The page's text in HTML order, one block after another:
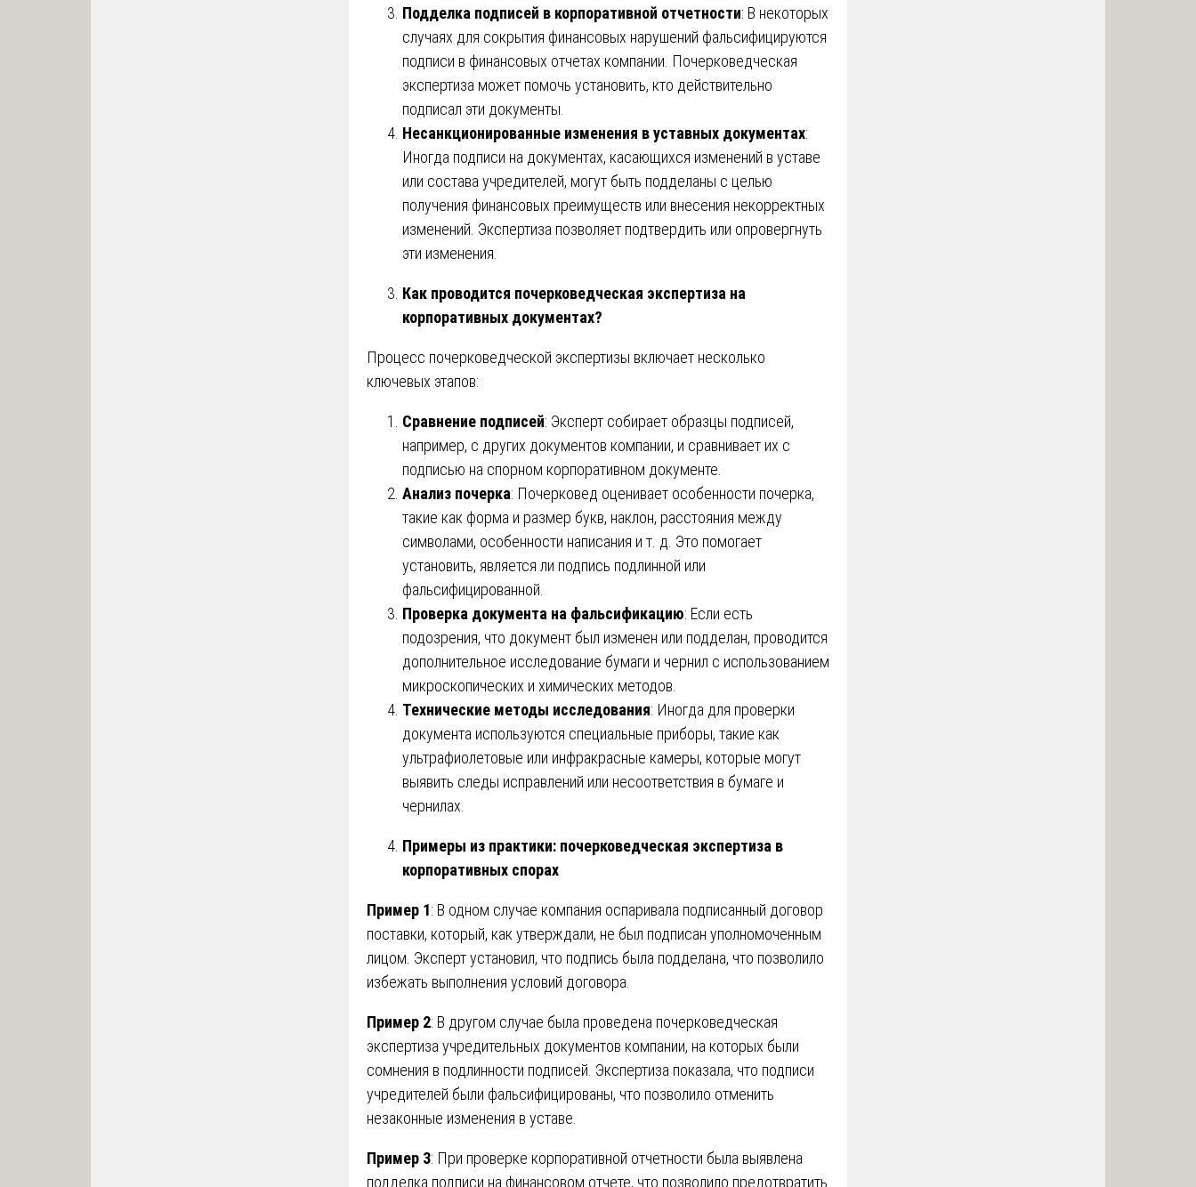
Подделка подписей в корпоративной отчетности: В некоторых
случаях для сокрытия финансовых нарушений фальсифицируются
подписи в финансовых отчетах компании. Почерковедческая
экспертиза может помочь установить, кто действительно
подписал эти документы.
Несанкционированные изменения в уставных документах:
Иногда подписи на документах, касающихся изменений в уставе
или состава учредителей, могут быть подделаны с целью
получения финансовых преимуществ или внесения некорректных
изменений. Экспертиза позволяет подтвердить или опровергнуть
эти изменения.
Как проводится почерковедческая экспертиза на
корпоративных документах?
Процесс почерковедческой экспертизы включает несколько
ключевых этапов:
Сравнение подписей: Эксперт собирает образцы подписей,
например, с других документов компании, и сравнивает их с
подписью на спорном корпоративном документе.
Анализ почерка: Почерковед оценивает особенности почерка,
такие как форма и размер букв, наклон, расстояния между
символами, особенности написания и т. д. Это помогает
установить, является ли подпись подлинной или
фальсифицированной.
Проверка документа на фальсификацию: Если есть
подозрения, что документ был изменен или подделан, проводится
дополнительное исследование бумаги и чернил с использованием
микроскопических и химических методов.
Технические методы исследования: Иногда для проверки
документа используются специальные приборы, такие как
ультрафиолетовые или инфракрасные камеры, которые могут
выявить следы исправлений или несоответствия в бумаге и
чернилах.
Примеры из практики: почерковедческая экспертиза в
корпоративных спорах
Пример 1: В одном случае компания оспаривала подписанный договор
поставки, который, как утверждали, не был подписан уполномоченным
лицом. Эксперт установил, что подпись была подделана, что позволило
избежать выполнения условий договора.
Пример 2: В другом случае была проведена почерковедческая
экспертиза учредительных документов компании, на которых были
сомнения в подлинности подписей. Экспертиза показала, что подписи
учредителей были фальсифицированы, что позволило отменить
незаконные изменения в уставе.
Пример 3: При проверке корпоративной отчетности была выявлена
подделка подписи на финансовом отчете, что позволило предотвратить